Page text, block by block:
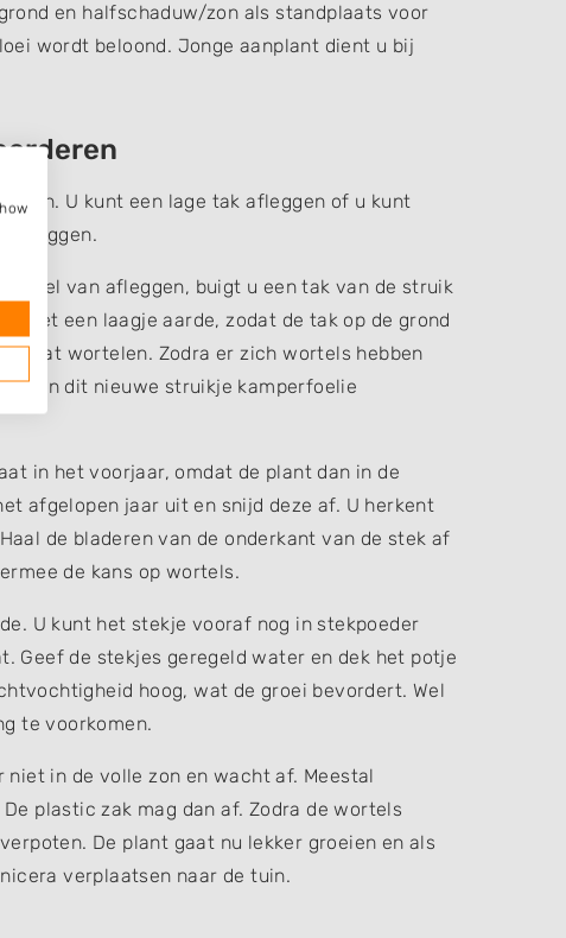
en halfschaduw/zon als standplaats voor
wordt beloond. Jonge aanplant dient u bij
U kunt een lage tak afleggen of u kunt
uitleggen.
van afleggen, buigt u een tak van de struik
met een laagje aarde, zodat de tak op de grond
gaat wortelen. Zodra er zich wortels hebben
en dit nieuwe struikje kamperfoelie
in het voorjaar, omdat de plant dan in de
afgelopen jaar uit en snijd deze af. U herkent
de bladeren van de onderkant van de stek af
de kans op wortels.
U kunt het stekje vooraf nog in stekpoeder
Geef de stekjes geregeld water en dek het potje
hoog, wat de groei bevordert. Wel
te voorkomen.
in de volle zon en wacht af. Meestal
plastic zak mag dan af. Zodra de wortels
De plant gaat nu lekker groeien en als
verplaatsen naar de tuin.